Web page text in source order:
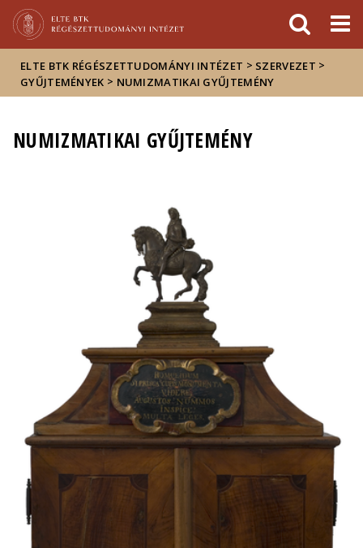
sajtóban
ELTE BTK RÉGÉSZETTUDOMÁNYI INTÉZET > SZERVEZET >
GYŰJTEMÉNYEK > NUMIZMATIKAI GYŰJTEMÉNY
NUMIZMATIKAI GYŰJTEMÉNY